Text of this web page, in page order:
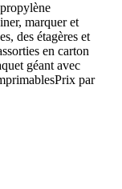
marquer et
des étagères et
en carton
géant avec
par